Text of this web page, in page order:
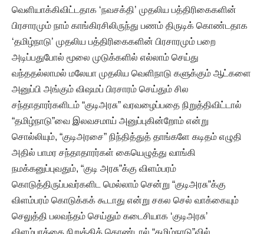
வெளியாக்கிவிட்டதாக ‘நவசக்தி’ முதலிய பத்திரிகைகளின்
பிரசாரமும் நாம் காங்கிரசிலிருந்து பணம் திருடிக் கொண்டதாக
‘தமிழ்நாடு’ முதலிய பத்திரிகைகளின் பிரசாரமும் பறை
அடிப்பதுபோல் மூலை முடுக்களில் எல்லாம் செய்து
வந்ததல்லாமல் மலேயா முதலிய வெளிநாடு களுக்கும் ஆட்களை
அனுப்பி அங்கும் விஷமப் பிரசாரம் செய்தும் சில
சந்தாதாரர்களிடம் “குடிஅரசு” வரவழைப்பதை நிறுத்திவிட்டால்
“தமிழ்நாடு”வை இலவசமாய் அனுப்புகின்றோம் என்று
சொல்லியும், “குடிஅரசை” நிந்தித்துத் தாங்களே கடிதம் எழுதி
அதில் பாமர சந்தாதாரர்கள் கையெழுத்து வாங்கி
நமக்கனுப்புவதும், “குடி அரசு”க்கு விளம்பரம்
கொடுத்திருப்பவர்களிட மெல்லாம் சென்று “குடிஅரசு”க்கு
விளம்பரம் கொடுக்கக் கூடாது என்று சகல செல் வாக்கையும்
செலுத்தி பலவந்தம் செய்தும் கடைசியாக ‘குடிஅரசு’